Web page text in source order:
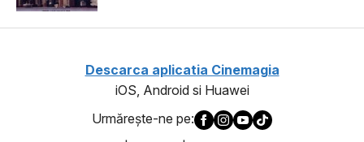
Descarca aplicatia Cinemagia
iOS, Android si Huawei
Urmăreşte-ne pe: